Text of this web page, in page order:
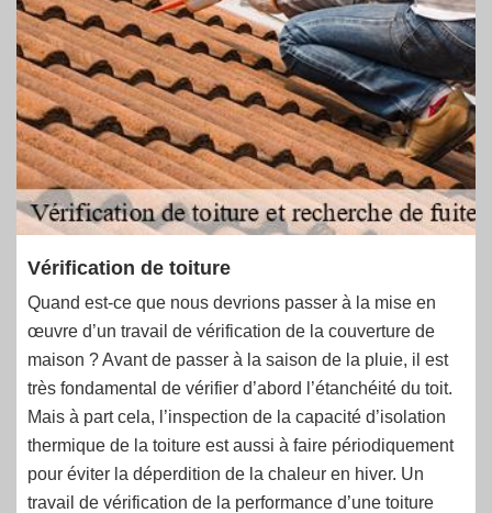
Vérification de toiture
Quand est-ce que nous devrions passer à la mise en
œuvre d’un travail de vérification de la couverture de
maison ? Avant de passer à la saison de la pluie, il est
très fondamental de vérifier d’abord l’étanchéité du toit.
Mais à part cela, l’inspection de la capacité d’isolation
thermique de la toiture est aussi à faire périodiquement
pour éviter la déperdition de la chaleur en hiver. Un
travail de vérification de la performance d’une toiture